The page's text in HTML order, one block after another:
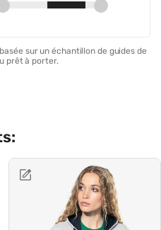
sur un échantillon de guides de
prêt à porter.